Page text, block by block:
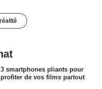
3 smartphones pliants pour
profiter de vos films partout